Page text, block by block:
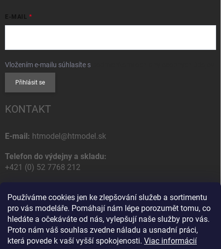
Používáme cookies jen ke zlepšování služeb a sortimentu
pro vás modeláře. Pomáhají nám lépe porozumět tomu, co
hledáte a očekáváte od nás, vylepšují naše služby pro vás.
Proto nám váš souhlas zvedne náladu a usnadní práci,
která povede k vaší vyšší spokojenosti. Viac informácií
E-MAIL
Vložením e-mailu súhlasíte s
Přihlásit se
KONTAKT
E-mail: htmodel@htmodel.sk
Telefon do výdejny a skladu:
+421 (0) 52 7768 212
HT model
Na letisko 49
058 01 Poprad
Slovenská Republika